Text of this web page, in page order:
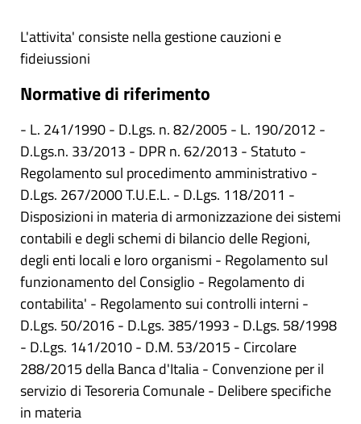
L'attivita' consiste nella gestione cauzioni e
fideiussioni
Normative di riferimento
- L. 241/1990 - D.Lgs. n. 82/2005 - L. 190/2012 -
D.Lgs.n. 33/2013 - DPR n. 62/2013 - Statuto -
Regolamento sul procedimento amministrativo -
D.Lgs. 267/2000 T.U.E.L. - D.Lgs. 118/2011 -
Disposizioni in materia di armonizzazione dei sistemi
contabili e degli schemi di bilancio delle Regioni,
degli enti locali e loro organismi - Regolamento sul
funzionamento del Consiglio - Regolamento di
contabilita' - Regolamento sui controlli interni -
D.Lgs. 50/2016 - D.Lgs. 385/1993 - D.Lgs. 58/1998
- D.Lgs. 141/2010 - D.M. 53/2015 - Circolare
288/2015 della Banca d'Italia - Convenzione per il
servizio di Tesoreria Comunale - Delibere specifiche
in materia